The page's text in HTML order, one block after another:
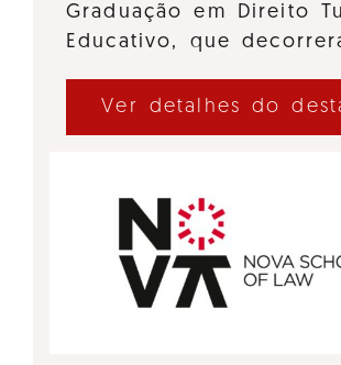
Graduação em Direito
Educativo, que
Ver detalhes do